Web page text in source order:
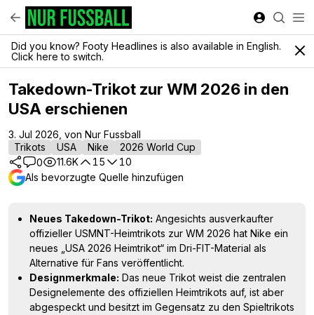
Did you know? Footy Headlines is also available in English.
Click here to switch.
Takedown-Trikot zur WM 2026 in den
USA erschienen
3. Jul 2026, von Nur Fussball
Trikots
USA Nike
2026 World Cup
0
11.6K 15
10
Als bevorzugte Quelle hinzufügen
Neues Takedown-Trikot: Angesichts ausverkaufter
offizieller USMNT-Heimtrikots zur WM 2026 hat Nike ein
neues „USA 2026 Heimtrikot“ im Dri-FIT-Material als
Alternative für Fans veröffentlicht.
Designmerkmale: Das neue Trikot weist die zentralen
Designelemente des offiziellen Heimtrikots auf, ist aber
abgespeckt und besitzt im Gegensatz zu den Spieltrikots